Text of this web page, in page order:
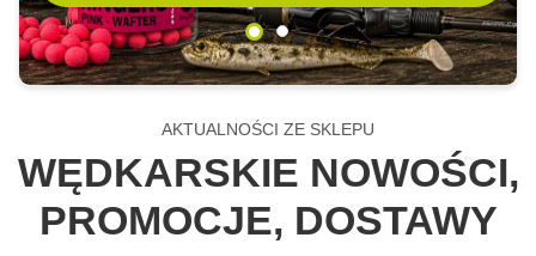
AKTUALNOŚCI ZE SKLEPU
WĘDKARSKIE NOWOŚCI,
PROMOCJE, DOSTAWY